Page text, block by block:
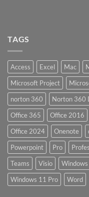
TAGS
Access Excel Mac
Microsoft Project
norton 360
Norton 360
Office 365
Office 2016
Office 2024
Onenote
Powerpoint
Pro
Teams
Visio Windows
Windows 11 Pro
Word